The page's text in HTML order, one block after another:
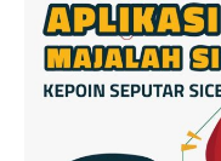
Teather